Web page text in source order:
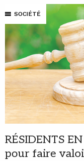
SOCIÉTÉ
RÉSIDENTS
pour faire